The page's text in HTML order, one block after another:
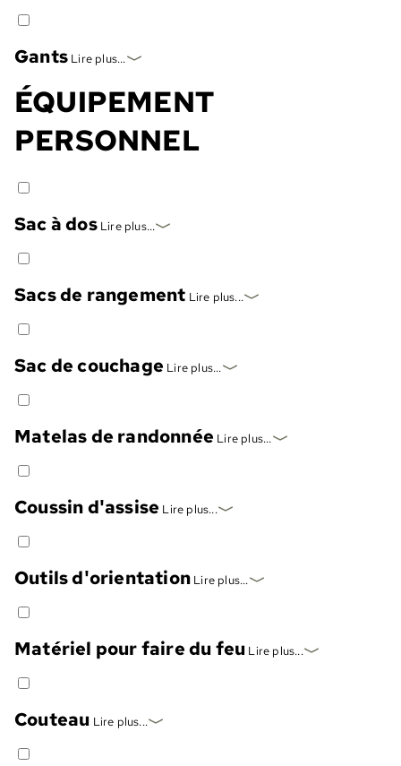
Gants Lire plus...
ÉQUIPEMENT
PERSONNEL
Sac à dosLire plus...
Sacs de rangement Lire plus...
Sac de couchage Lire plus...
Matelas de randonnée Lire plus...
Coussin d'assise Lire plus...
Outils d'orientation Lire plus...
Matériel pour faire du feu Lire plus...
Couteau Lire plus...